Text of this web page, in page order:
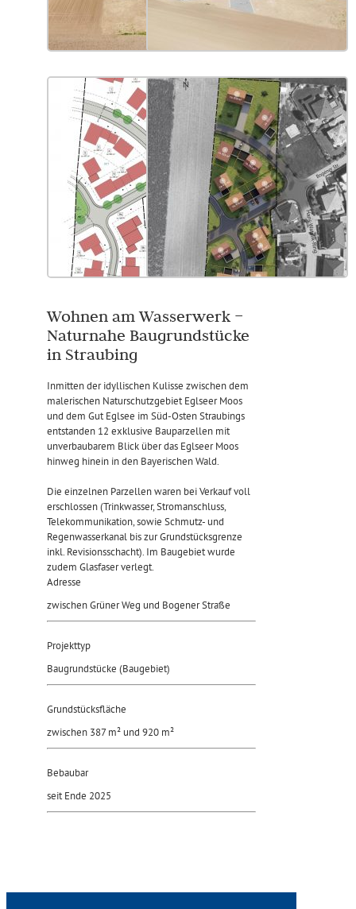
Wohnen am Wasserwerk –
Naturnahe Baugrundstücke
in Straubing
Inmitten der idyllischen Kulisse zwischen dem
malerischen Naturschutzgebiet Eglseer Moos
und dem Gut Eglsee im Süd-Osten Straubings
entstanden 12 exklusive Bauparzellen mit
unverbaubarem Blick über das Eglseer Moos
hinweg hinein in den Bayerischen Wald.
Die einzelnen Parzellen waren bei Verkauf voll
erschlossen (Trinkwasser, Stromanschluss,
Telekommunikation, sowie Schmutz- und
Regenwasserkanal bis zur Grundstücksgrenze
inkl. Revisionsschacht). Im Baugebiet wurde
zudem Glasfaser verlegt.
Adresse
zwischen Grüner Weg und Bogener Straße
Projekttyp
Baugrundstücke (Baugebiet)
Grundstücksfläche
zwischen 387 m² und 920 m²
Bebaubar
seit Ende 2025